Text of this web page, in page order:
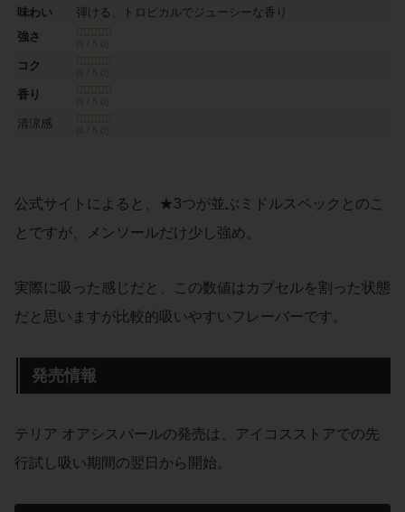
味わい
弾ける、トロピカルでジューシーな香り
強さ
コク
香り
清涼感
公式サイトによると、★3つが並ぶミドルスペックとのこ
とですが、メンソールだけ少し強め。
実際に吸った感じだと、この数値はカプセルを割った状態
だと思いますが比較的吸いやすいフレーバーです。
発売情報
テリア オアシスパールの発売は、アイコスストアでの先
行試し吸い期間の翌日から開始。